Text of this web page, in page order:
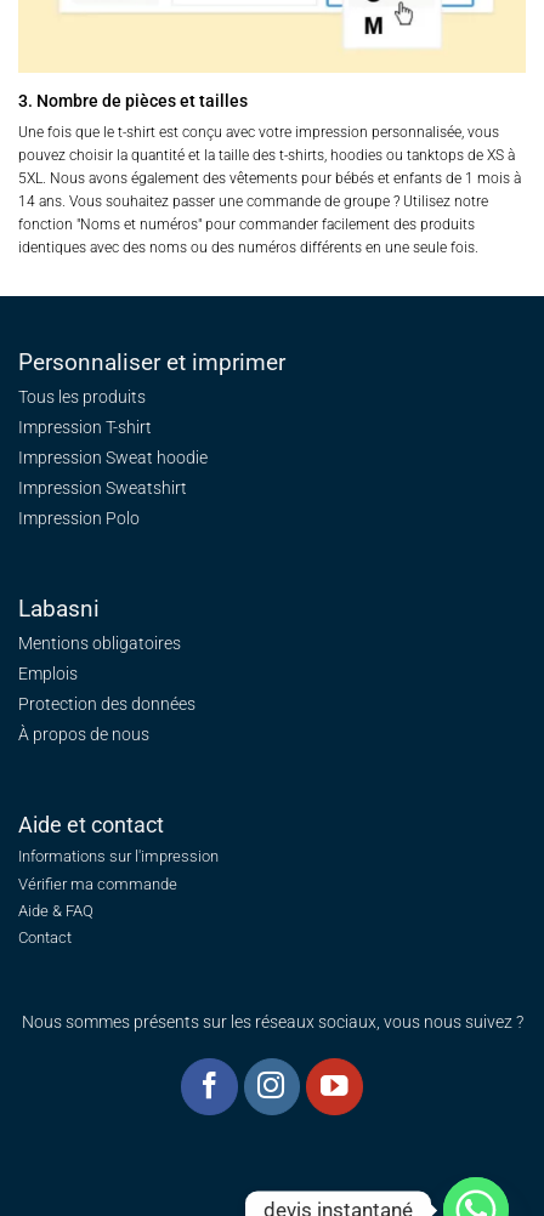
3. Nombre de pièces et tailles
Une fois que le t-shirt est conçu avec votre impression personnalisée, vous
pouvez choisir la quantité et la taille des t-shirts, hoodies ou tanktops de XS à
5XL. Nous avons également des vêtements pour bébés et enfants de 1 mois à
14 ans. Vous souhaitez passer une commande de groupe ? Utilisez notre
fonction "Noms et numéros" pour commander facilement des produits
identiques avec des noms ou des numéros différents en une seule fois.
Personnaliser et imprimer
Tous les produits
Impression T-shirt
Impression Sweat hoodie
Impression Sweatshirt
Impression Polo
Labasni
Mentions obligatoires
Emplois
Protection des données
À propos de nous
Aide et contact
Informations sur l'impression
Vérifier ma commande
Aide & FAQ
Contact
Nous sommes présents sur les réseaux sociaux, vous nous suivez ?
devis instantané